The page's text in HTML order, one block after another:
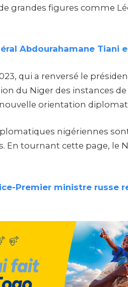
grandes figures comme
Abdourahamane Tiani
qui a renversé le
du Niger des instances
orientation
nigériennes
En tournant cette page, le
Premier ministre russe